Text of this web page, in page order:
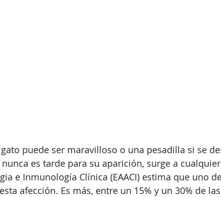
puede ser maravilloso o una pesadilla si se
es tarde para su aparición, surge a
e Inmunología Clínica (EAACI) estima que uno
afección. Es más, entre un 15% y un 30% de